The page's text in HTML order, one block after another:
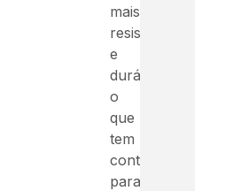
mais
resistentes
e
duráveis,
o
que
tem
contribuído
para